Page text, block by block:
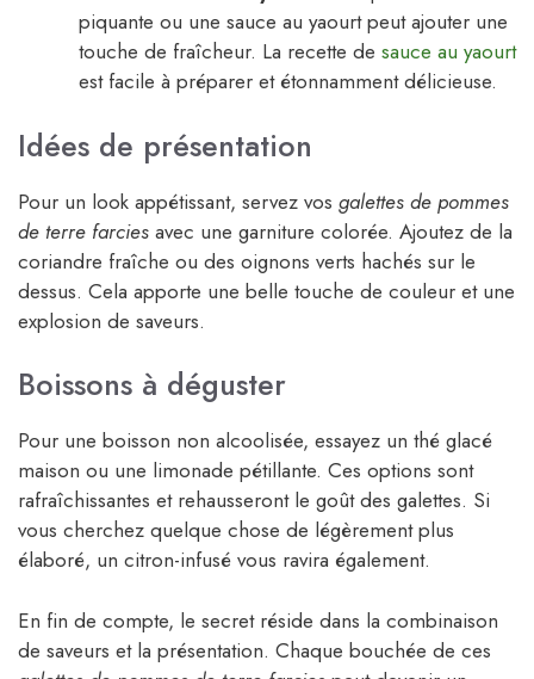
piquante ou une sauce au yaourt peut ajouter une
touche de fraîcheur. La recette de sauce au yaourt
est facile à préparer et étonnamment délicieuse.
Idées de présentation
Pour un look appétissant, servez vos galettes de pommes
de terre farcies avec une garniture colorée. Ajoutez de la
coriandre fraîche ou des oignons verts hachés sur le
dessus. Cela apporte une belle touche de couleur et une
explosion de saveurs.
Boissons à déguster
Pour une boisson non alcoolisée, essayez un thé glacé
maison ou une limonade pétillante. Ces options sont
rafraîchissantes et rehausseront le goût des galettes. Si
vous cherchez quelque chose de légèrement plus
élaboré, un citron-infusé vous ravira également.
En fin de compte, le secret réside dans la combinaison
de saveurs et la présentation. Chaque bouchée de ces